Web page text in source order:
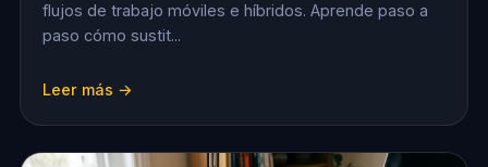
flujos de trabajo móviles e híbridos. Aprende paso a
paso cómo sustit...
Leer más →